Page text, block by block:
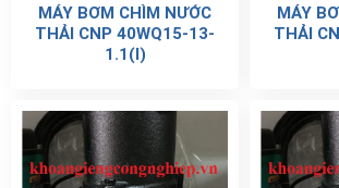
MÁY BƠM CHÌM NƯỚC
THẢI CNP 40WQ15-13-
1.1(I)
MÁY
THẢI